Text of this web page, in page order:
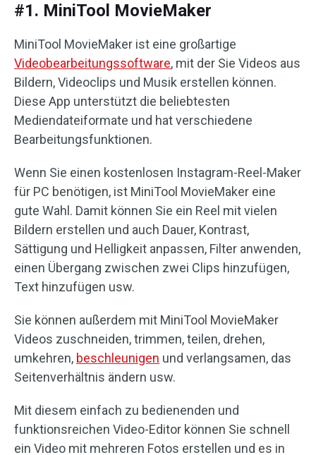
#1. MiniTool MovieMaker
MiniTool MovieMaker ist eine großartige
Videobearbeitungssoftware, mit der Sie Videos aus
Bildern, Videoclips und Musik erstellen können.
Diese App unterstützt die beliebtesten
Mediendateiformate und hat verschiedene
Bearbeitungsfunktionen.
Wenn Sie einen kostenlosen Instagram-Reel-Maker
für PC benötigen, ist MiniTool MovieMaker eine
gute Wahl. Damit können Sie ein Reel mit vielen
Bildern erstellen und auch Dauer, Kontrast,
Sättigung und Helligkeit anpassen, Filter anwenden,
einen Übergang zwischen zwei Clips hinzufügen,
Text hinzufügen usw.
Sie können außerdem mit MiniTool MovieMaker
Videos zuschneiden, trimmen, teilen, drehen,
umkehren, beschleunigen und verlangsamen, das
Seitenverhältnis ändern usw.
Mit diesem einfach zu bedienenden und
funktionsreichen Video-Editor können Sie schnell
ein Video mit mehreren Fotos erstellen und es in